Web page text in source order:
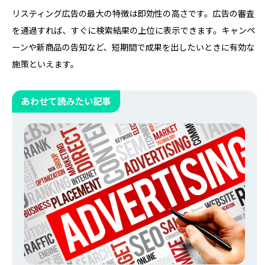
リスティング広告の最大の特徴は即効性の高さです。広告の審査
を通過すれば、すぐに検索結果の上位に表示できます。キャンペ
ーンや新商品の告知など、短期間で成果を出したいときに有効な
施策といえます。
あわせて読みたい記事